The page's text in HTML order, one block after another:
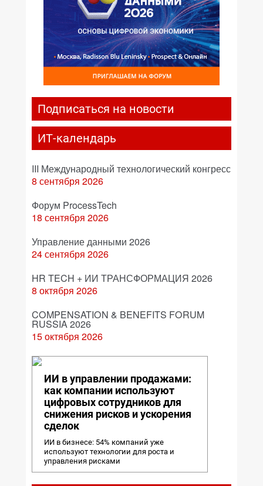
Подписаться на новости
ИТ-календарь
III Международный технологический конгресс
8 сентября 2026
Форум ProcessTech
18 сентября 2026
Управление данными 2026
24 сентября 2026
HR TECH + ИИ ТРАНСФОРМАЦИЯ 2026
8 октября 2026
COMPENSATION & BENEFITS FORUM
RUSSIA 2026
15 октября 2026
ИИ в управлении продажами:
как компании используют
цифровых сотрудников для
снижения рисков и ускорения
сделок
ИИ в бизнесе: 54% компаний уже
используют технологии для роста и
управления рисками